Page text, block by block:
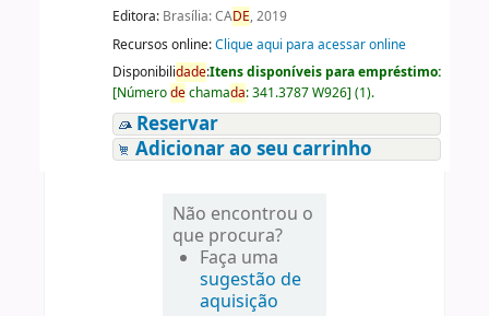
Editora: Brasília: CADE, 2019
Recursos online:Clique aqui para acessar online
Disponibilidade:Itens disponíveis para empréstimo:
[Númerodechamada:341.3787 W926] (1).
Reservar
Adicionar ao seu carrinho
Não encontrou o
que procura?
Faça uma
sugestão de
aquisição